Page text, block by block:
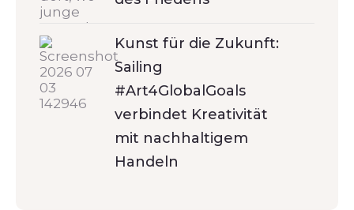
Kunst für die Zukunft:
Sailing
#Art4GlobalGoals
verbindet Kreativität
mit nachhaltigem
Handeln